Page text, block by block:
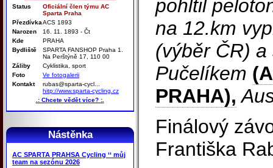
Status
Oficiální člen týmu AC
Sparta Praha
PřezdívkaACS 1893
Narozen
16. 11. 1893 - Čt
Kde
PRAHA
Bydliště
SPARTA FANSHOP Praha 1.
Na Perštýně 17, 110 00
Záliby
Cyklistika, sport
Foto
Ve fotogalerii
Kontakt
rubas@sparta-cycl...
hitp://www.sparta-cycling.cz
.: Chcete vědět více? :.
Nástěnka
AC SPARTA PRAHSA Cycling ‘‘ můj
team na sezónu 2026
pohltil
na 12.km
(výběr ČR)
Pučelíkem
PRAHA),
Finálový
Františka